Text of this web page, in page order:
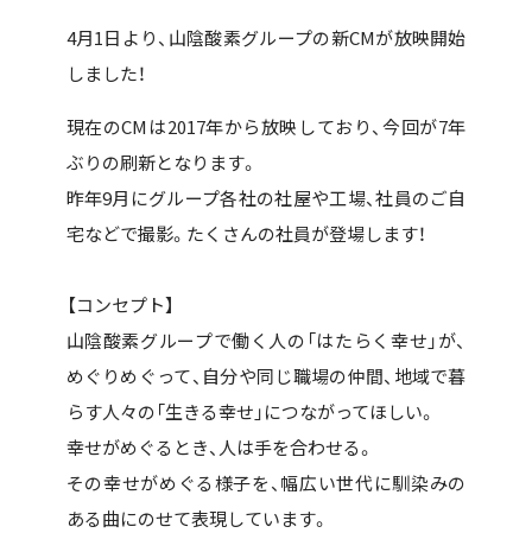
4月1日より、山陰酸素グループの新CMが放映開始
しました！
現在のCMは2017年から放映しており、今回が7年
ぶりの刷新となります。
昨年9月にグループ各社の社屋や工場、社員のご自
宅などで撮影。たくさんの社員が登場します！
【コンセプト】
山陰酸素グループで働く人の「はたらく幸せ」が、
めぐりめぐって、自分や同じ職場の仲間、地域で暮
らす人々の「生きる幸せ」につながってほしい。
幸せがめぐるとき、人は手を合わせる。
その幸せがめぐる様子を、幅広い世代に馴染みの
ある曲にのせて表現しています。